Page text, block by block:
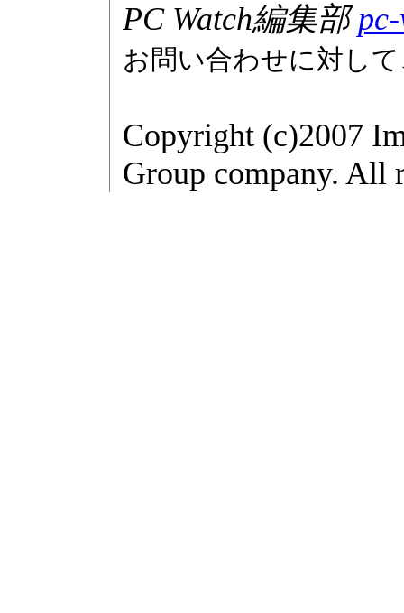
PC Watch編集部
お問い合わせに対し
Copyright (c)2007
Group company. All